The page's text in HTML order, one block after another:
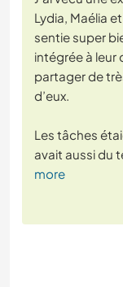
Lydia, Maélia
sentie super
intégrée à leur
partager de
d’eux.
Les tâches
avait aussi du
more